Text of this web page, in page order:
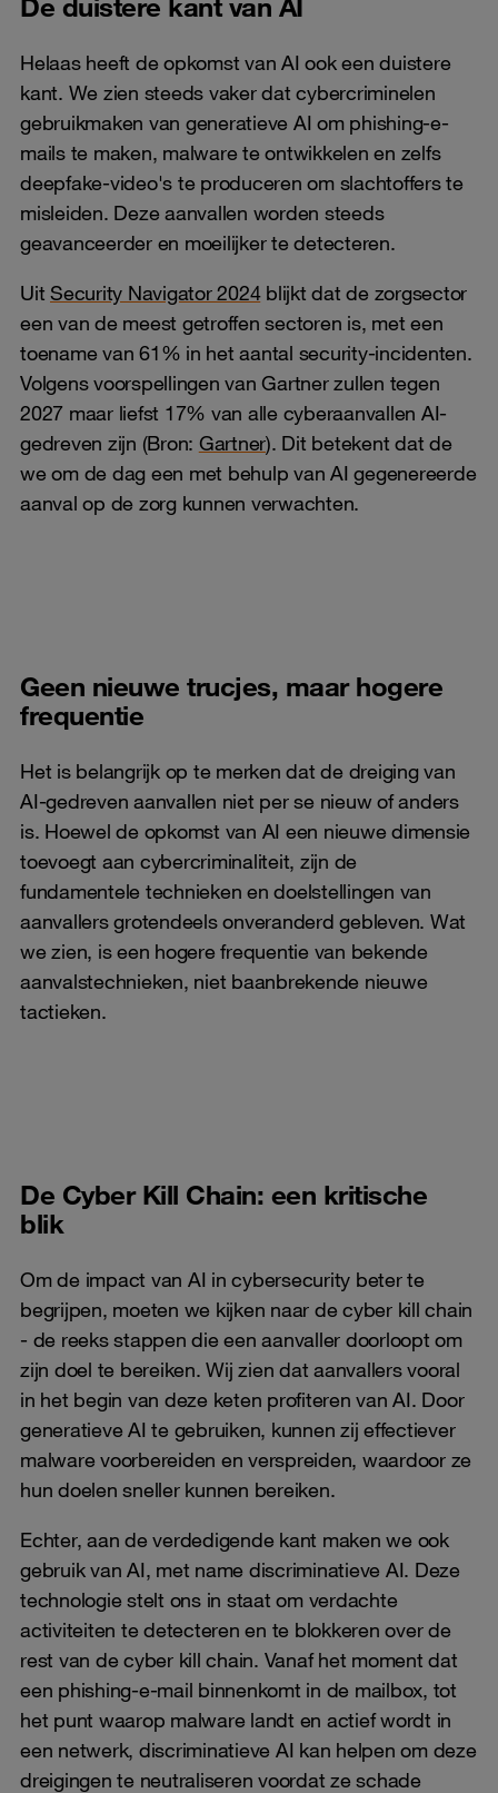
Helaas heeft de opkomst van AI ook een duistere
kant. We zien steeds vaker dat cybercriminelen
gebruikmaken van generatieve AI om phishing-e-
mails te maken, malware te ontwikkelen en zelfs
deepfake-video's te produceren om slachtoffers te
misleiden. Deze aanvallen worden steeds
geavanceerder en moeilijker te detecteren.
Uit Security Navigator 2024blijkt dat de zorgsector
een van de meest getroffen sectoren is, met een
toename van 61% in het aantal security-incidenten.
Volgens voorspellingen van Gartner zullen tegen
2027 maar liefst 17% van alle cyberaanvallen AI-
gedreven zijn (Bron: Gartner). Dit betekent dat de
we om de dag een met behulp van AI gegenereerde
aanval op de zorg kunnen verwachten.
Geen nieuwe trucjes, maar hogere
frequentie
Het is belangrijk op te merken dat de dreiging van
AI-gedreven aanvallen niet per se nieuw of anders
is. Hoewel de opkomst van AI een nieuwe dimensie
toevoegt aan cybercriminaliteit, zijn de
fundamentele technieken en doelstellingen van
aanvallers grotendeels onveranderd gebleven. Wat
we zien, is een hogere frequentie van bekende
aanvalstechnieken, niet baanbrekende nieuwe
tactieken.
De Cyber Kill Chain: een kritische
blik
Om de impact van AI in cybersecurity beter te
begrijpen, moeten we kijken naar de cyber kill chain
- de reeks stappen die een aanvaller doorloopt om
zijn doel te bereiken. Wij zien dat aanvallers vooral
in het begin van deze keten profiteren van AI. Door
generatieve AI te gebruiken, kunnen zij effectiever
malware voorbereiden en verspreiden, waardoor ze
hun doelen sneller kunnen bereiken.
Echter, aan de verdedigende kant maken we ook
gebruik van AI, met name discriminatieve AI. Deze
technologie stelt ons in staat om verdachte
activiteiten te detecteren en te blokkeren over de
rest van de cyber kill chain. Vanaf het moment dat
een phishing-e-mail binnenkomt in de mailbox, tot
het punt waarop malware landt en actief wordt in
een netwerk, discriminatieve AI kan helpen om deze
dreigingen te neutraliseren voordat ze schade